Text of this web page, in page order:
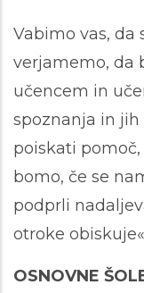
Vabimo vas, da
verjamemo, da
učencem in
spoznanja in
poiskati
bomo, če se
podprli
otroke
OSNOVNE